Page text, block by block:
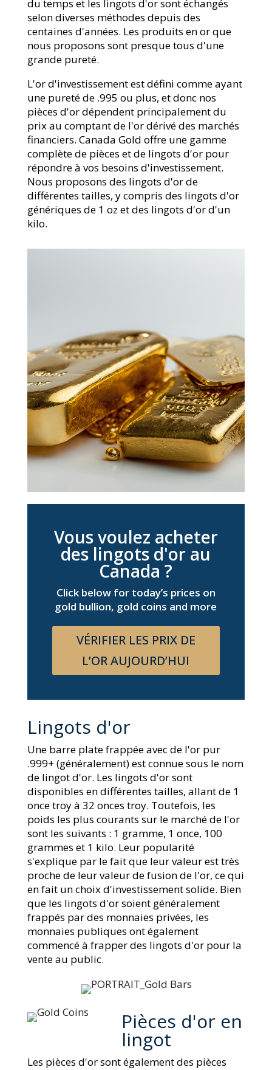
du temps et les lingots d'or sont échangés
selon diverses méthodes depuis des
centaines d'années. Les produits en or que
nous proposons sont presque tous d'une
grande pureté.
L'or d'investissement est défini comme ayant
une pureté de .995 ou plus, et donc nos
pièces d'or dépendent principalement du
prix au comptant de l'or dérivé des marchés
financiers. Canada Gold offre une gamme
complète de pièces et de lingots d'or pour
répondre à vos besoins d'investissement.
Nous proposons des lingots d'or de
différentes tailles, y compris des lingots d'or
génériques de 1 oz et des lingots d'or d'un
kilo.
Vous voulez acheter
des lingots d'or au
Canada ?
Click below for today’s prices on
gold bullion, gold coins and more
VÉRIFIER LES PRIX DE
L’OR AUJOURD’HUI
Lingots d'or
Une barre plate frappée avec de l'or pur
.999+ (généralement) est connue sous le nom
de lingot d'or. Les lingots d'or sont
disponibles en différentes tailles, allant de 1
once troy à 32 onces troy. Toutefois, les
poids les plus courants sur le marché de l'or
sont les suivants : 1 gramme, 1 once, 100
grammes et 1 kilo. Leur popularité
s'explique par le fait que leur valeur est très
proche de leur valeur de fusion de l'or, ce qui
en fait un choix d'investissement solide. Bien
que les lingots d'or soient généralement
frappés par des monnaies privées, les
monnaies publiques ont également
commencé à frapper des lingots d'or pour la
vente au public.
Pièces d'or en
lingot
Les pièces d'or sont également des pièces